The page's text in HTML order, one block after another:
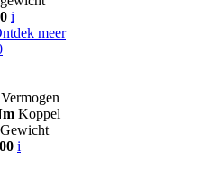
i
meer
Vermogen
Koppel
Gewicht
i